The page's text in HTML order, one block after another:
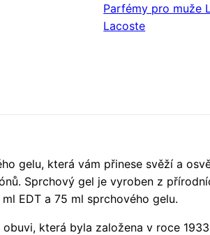
Parfémy pro muže
Lacoste
gelu, která vám přinese svěží a
Sprchový gel je vyroben z
EDT a 75 ml sprchového gelu.
která byla založena v roce